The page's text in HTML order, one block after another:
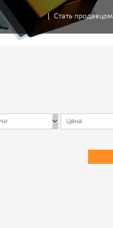
Стать продавцом